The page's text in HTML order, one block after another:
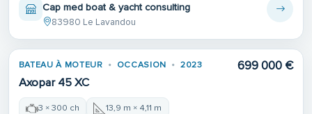
Cap med boat & yacht consulting
83980 Le Lavandou
BATEAU À MOTEUR OCCASION 2023
Axopar 45 XC
699 000 €
3 × 300 ch 13,9 m × 4,11 m